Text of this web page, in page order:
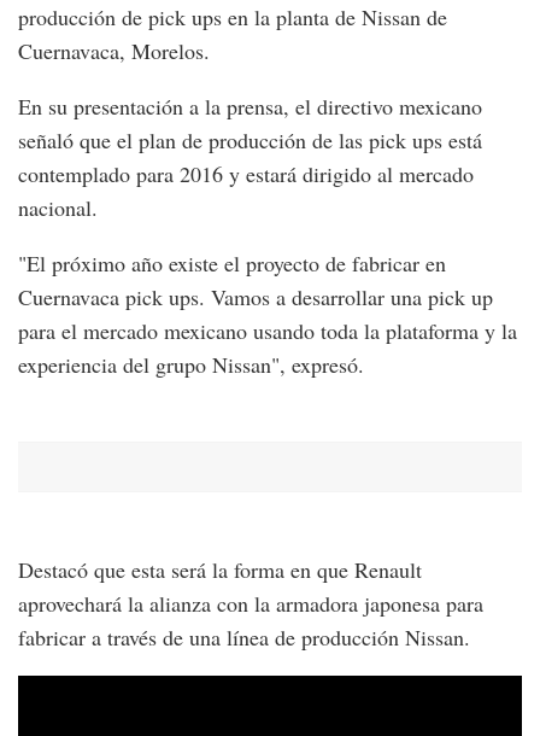
producción de pick ups en la planta de Nissan de
Cuernavaca, Morelos.
En su presentación a la prensa, el directivo mexicano
señaló que el plan de producción de las pick ups está
contemplado para 2016 y estará dirigido al mercado
nacional.
"El próximo año existe el proyecto de fabricar en
Cuernavaca pick ups. Vamos a desarrollar una pick up
para el mercado mexicano usando toda la plataforma y la
experiencia del grupo Nissan", expresó.
Destacó que esta será la forma en que Renault
aprovechará la alianza con la armadora japonesa para
fabricar a través de una línea de producción Nissan.